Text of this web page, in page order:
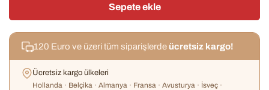
Sepete ekle
120 Euro ve üzeri tüm siparişlerde ücretsiz kargo!
Ücretsiz kargo ülkeleri
Hollanda · Belçika · Almanya · Fransa · Avusturya · İsveç ·